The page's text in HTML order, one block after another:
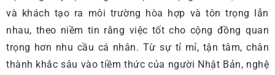
và khách tạo ra môi trường hòa hợp và tôn trọng lẫn
nhau, theo niềm tin rằng việc tốt cho cộng đồng quan
trọng hơn nhu cầu cá nhân. Từ sự tỉ mỉ, tận tâm, chân
thành khắc sâu vào tiềm thức của người Nhật Bản, nghệ